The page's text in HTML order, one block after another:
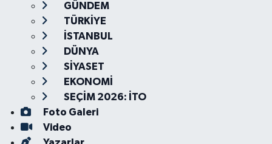
GÜNDEM
TÜRKİYE
İSTANBUL
DÜNYA
SİYASET
EKONOMİ
SEÇİM 2026: İTO
Foto Galeri
Video